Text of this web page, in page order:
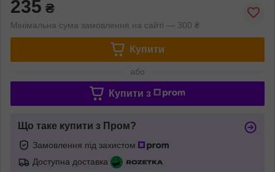
235 ₴
Мінімальна сума замовлення на сайті — 300 ₴
Купити
або
Купити з
Що таке купити з Пром?
Замовлення під захистом
Доступна доставка